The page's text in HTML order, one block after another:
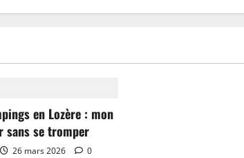
en Lozère : mon
sans se tromper
26 mars 2026 0